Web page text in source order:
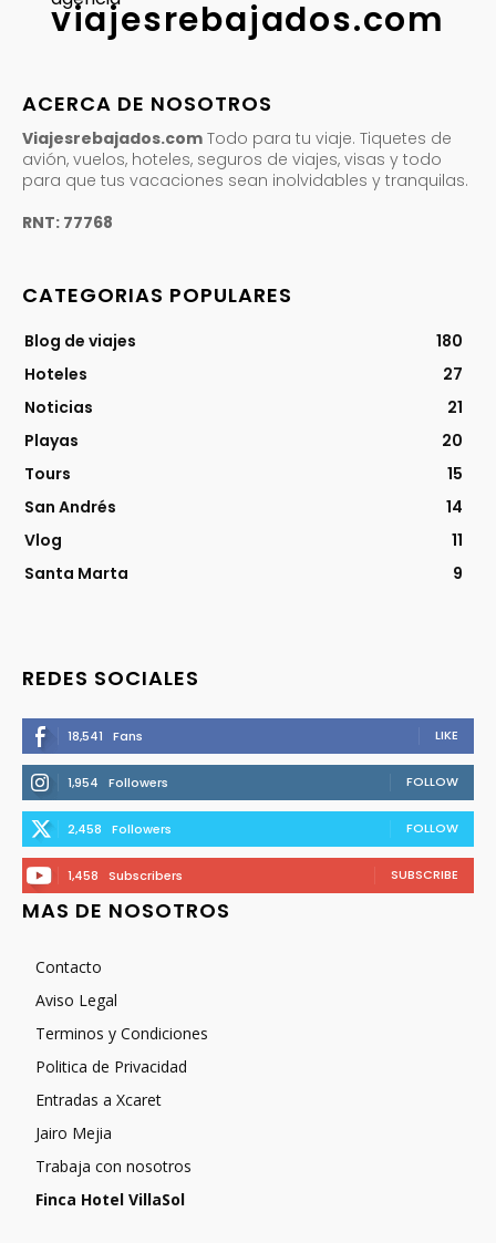
viajesrebajados.com
ACERCA DE NOSOTROS
Viajesrebajados.com Todo para tu viaje. Tiquetes de
avión, vuelos, hoteles, seguros de viajes, visas y todo
para que tus vacaciones sean inolvidables y tranquilas.
RNT: 77768
CATEGORIAS POPULARES
Blog de viajes
180
Hoteles
27
Noticias
21
Playas
20
Tours
15
San Andrés
14
Vlog
11
Santa Marta
9
REDES SOCIALES
18,541 Fans LIKE
1,954 Followers FOLLOW
2,458 Followers FOLLOW
1,458 Subscribers SUBSCRIBE
MAS DE NOSOTROS
Contacto
Aviso Legal
Terminos y Condiciones
Politica de Privacidad
Entradas a Xcaret
Jairo Mejia
Trabaja con nosotros
Finca Hotel VillaSol